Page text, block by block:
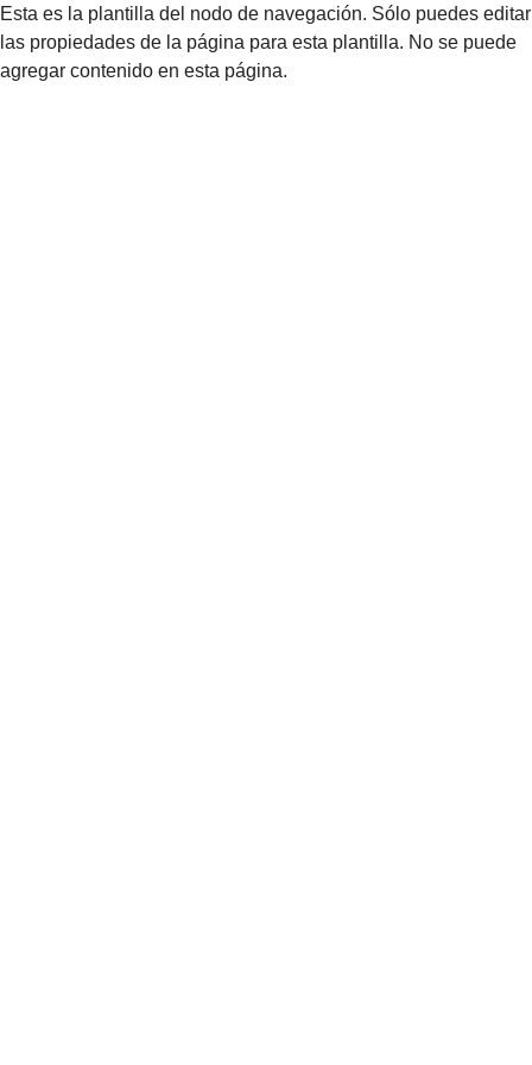
Esta es la plantilla del nodo de navegación. Sólo puedes editar
las propiedades de la página para esta plantilla. No se puede
agregar contenido en esta página.